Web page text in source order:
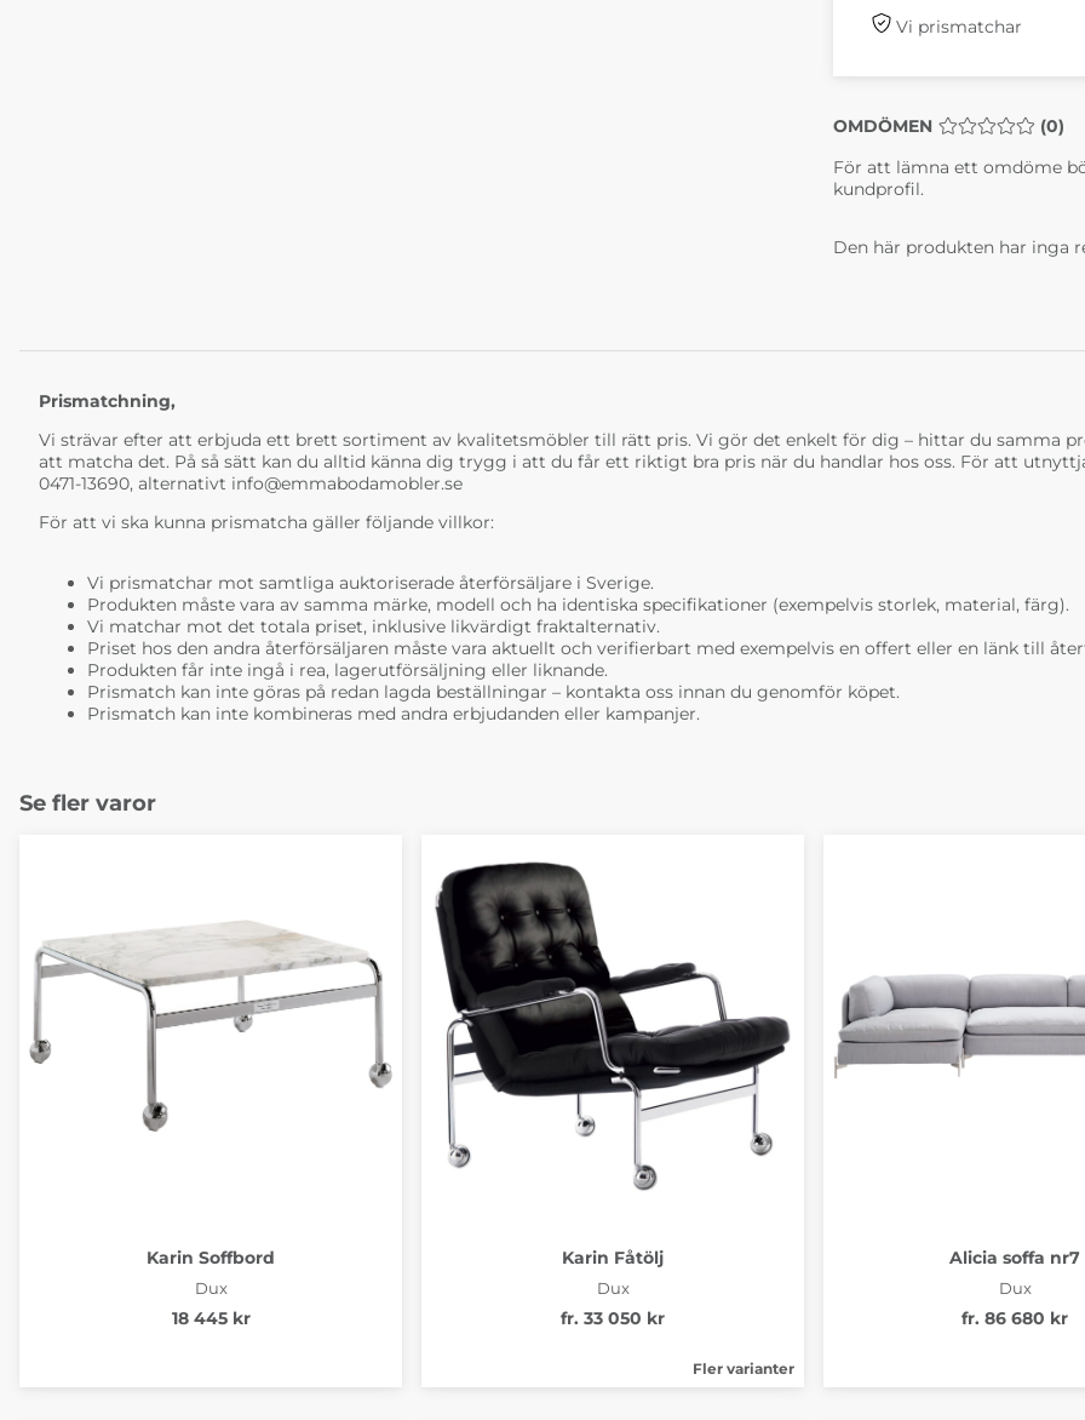
Vi prismatchar
OMDÖMEN MEDELBETYG 0
(0)
För att lämna ett omdöme
kundprofil.
Den här produkten har inga
Prismatchning,
Vi strävar efter att erbjuda ett brett sortiment av kvalitetsmöbler till rätt pris. Vi gör det enkelt för dig – hittar du samma
att matcha det. På så sätt kan du alltid känna dig trygg i att du får ett riktigt bra pris när du handlar hos oss. För att
0471-13690, alternativt info@emmabodamobler.se
För att vi ska kunna prismatcha gäller följande villkor:
Vi prismatchar mot samtliga auktoriserade återförsäljare i Sverige.
Produkten måste vara av samma märke, modell och ha identiska specifikationer (exempelvis storlek, material, färg).
Vi matchar mot det totala priset, inklusive likvärdigt fraktalternativ.
Priset hos den andra återförsäljaren måste vara aktuellt och verifierbart med exempelvis en offert eller en länk till
Produkten får inte ingå i rea, lagerutförsäljning eller liknande.
Prismatch kan inte göras på redan lagda beställningar – kontakta oss innan du genomför köpet.
Prismatch kan inte kombineras med andra erbjudanden eller kampanjer.
Se fler varor
Karin Soffbord
Dux
18 445 kr
Karin Fåtölj
Dux
fr. 33 050 kr
Fler varianter
Alicia soffa nr7
Dux
fr. 86 680 kr